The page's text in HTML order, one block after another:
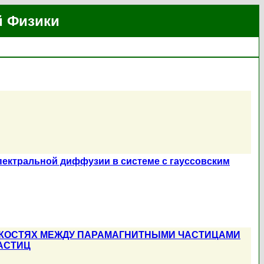
Физики
диффузии в системе с гауссовским
МЕЖДУ ПАРАМАГНИТНЫМИ ЧАСТИЦАМИ